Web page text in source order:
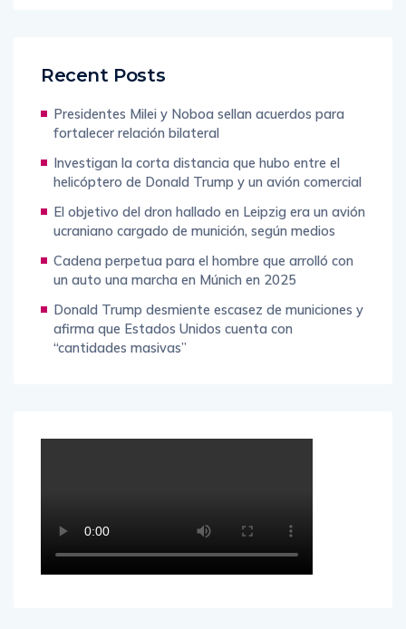
Recent Posts
Presidentes Milei y Noboa sellan acuerdos para
fortalecer relación bilateral
Investigan la corta distancia que hubo entre el
helicóptero de Donald Trump y un avión comercial
El objetivo del dron hallado en Leipzig era un avión
ucraniano cargado de munición, según medios
Cadena perpetua para el hombre que arrolló con
un auto una marcha en Múnich en 2025
Donald Trump desmiente escasez de municiones y
afirma que Estados Unidos cuenta con
“cantidades masivas”